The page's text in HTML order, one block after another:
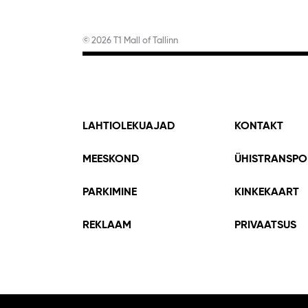
© 2026 T1 Mall of Tallinn
LAHTIOLEKUAJAD KONTAKT
MEESKOND
PARKIMINE KINKEKAART
REKLAAM PRIVAATSUS